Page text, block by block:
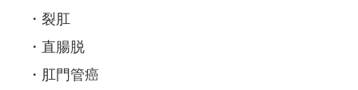
裂肛
直腸脱
肛門管癌